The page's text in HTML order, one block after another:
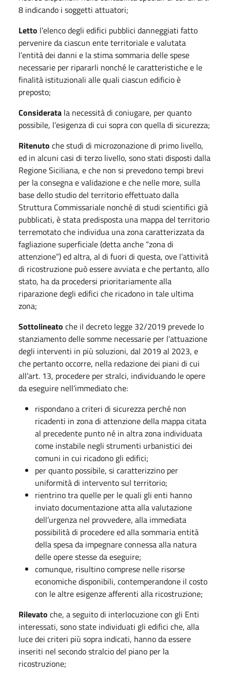
8 indicando i soggetti attuatori;
Letto l’elenco degli edifici pubblici danneggiati fatto
pervenire da ciascun ente territoriale e valutata
l’entità dei danni e la stima sommaria delle spese
necessarie per ripararli nonché le caratteristiche e le
finalità istituzionali alle quali ciascun edificio è
preposto;
Considerata la necessità di coniugare, per quanto
possibile, l’esigenza di cui sopra con quella di sicurezza;
Ritenuto che studi di microzonazione di primo livello,
ed in alcuni casi di terzo livello, sono stati disposti dalla
Regione Siciliana, e che non si prevedono tempi brevi
per la consegna e validazione e che nelle more, sulla
base dello studio del territorio effettuato dalla
Struttura Commissariale nonché di studi scientifici già
pubblicati, è stata predisposta una mappa del territorio
terremotato che individua una zona caratterizzata da
fagliazione superficiale (detta anche “zona di
attenzione”) ed altra, al di fuori di questa, ove l’attività
di ricostruzione può essere avviata e che pertanto, allo
stato, ha da procedersi prioritariamente alla
riparazione degli edifici che ricadono in tale ultima
zona;
Sottolineato che il decreto legge 32/2019 prevede lo
stanziamento delle somme necessarie per l’attuazione
degli interventi in più soluzioni, dal 2019 al 2023, e
che pertanto occorre, nella redazione dei piani di cui
all’art. 13, procedere per stralci, individuando le opere
da eseguire nell’immediato che:
rispondano a criteri di sicurezza perché non
ricadenti in zona di attenzione della mappa citata
al precedente punto né in altra zona individuata
come instabile negli strumenti urbanistici dei
comuni in cui ricadono gli edifici;
per quanto possibile, si caratterizzino per
uniformità di intervento sul territorio;
rientrino tra quelle per le quali gli enti hanno
inviato documentazione atta alla valutazione
dell’urgenza nel provvedere, alla immediata
possibilità di procedere ed alla sommaria entità
della spesa da impegnare connessa alla natura
delle opere stesse da eseguire;
comunque, risultino comprese nelle risorse
economiche disponibili, contemperandone il costo
con le altre esigenze afferenti alla ricostruzione;
Rilevato che, a seguito di interlocuzione con gli Enti
interessati, sono state individuati gli edifici che, alla
luce dei criteri più sopra indicati, hanno da essere
inseriti nel secondo stralcio del piano per la
ricostruzione;